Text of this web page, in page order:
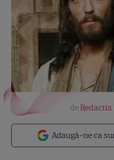
Adaugă-ne ca
deRedactia